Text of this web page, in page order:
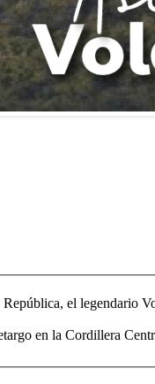
el legendario
en la Cordillera